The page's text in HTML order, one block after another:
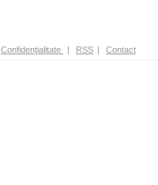
Confidenţialitate | RSS | Contact